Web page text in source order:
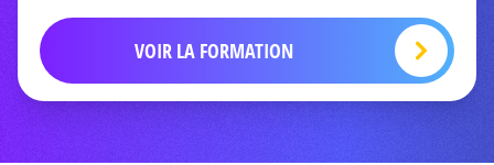
VOIR LA FORMATION